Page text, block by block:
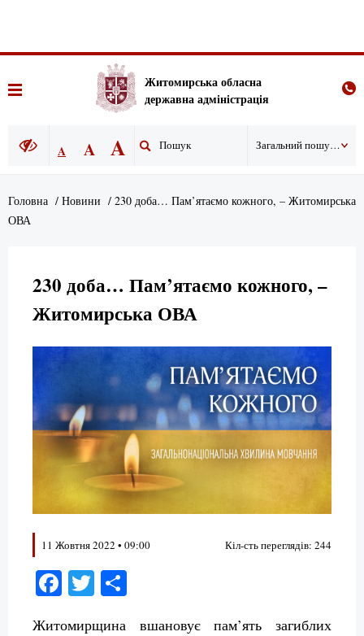
Житомирська обласна
державна адміністрація
A A A Загальний пошук по сайту
Головна / Новини / 230 доба… Пам’ятаємо кожного, – Житомирська
ОВА
230 доба… Пам’ятаємо кожного, –
Житомирська ОВА
11 Жовтня 2022 • 09:00 Кіл-сть переглядів: 244
Facebook
Twitter
Житомирщина вшановує пам’ять загиблих